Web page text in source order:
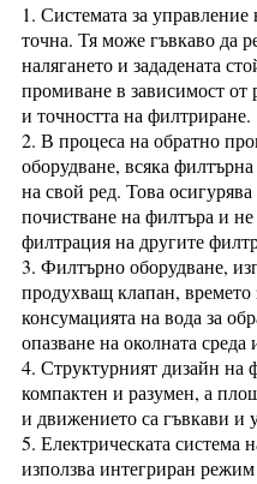
1. Системата за управление
точна. Тя може гъвкаво да
налягането и зададената
промиване в зависимост от
и точността на филтриране.
2. В процеса на обратно
оборудване, всяка
на свой ред. Това
почистване на филтъра и
филтрация на другите
3. Филтърно оборудване,
продухващ клапан, времето
консумацията на вода за
опазване на околната
4. Структурният дизайн на
компактен и разумен, а
и движението са гъвкави и
5. Електрическата система
използва интегриран